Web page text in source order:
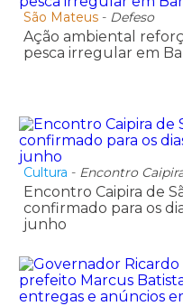
São Mateus- Defeso
Ação ambiental
pesca irregular em
Cultura - Encontro
Encontro Caipira de
confirmado para os
junho